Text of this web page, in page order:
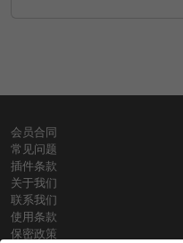
会员合同
常见问题
插件条款
关于我们
联系我们
使用条款
保密政策